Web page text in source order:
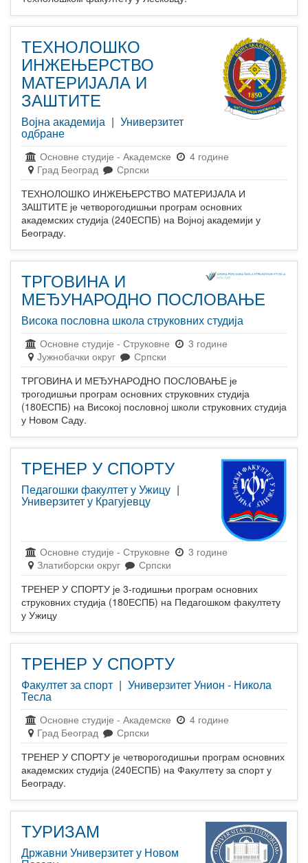
ТЕХНОЛОШКО
ИНЖЕЊЕРСТВО
МАТЕРИЈАЛА И
ЗАШТИТЕ
Војна академија | Универзитет
одбране
Основне студије - Академске
4 године
Град Београд
Српски
ТЕХНОЛОШКО ИНЖЕЊЕРСТВО МАТЕРИЈАЛА И
ЗАШТИТЕ је четворогодишњи програм основних
академских студија (240ЕСПБ) на Војној академији у
Београду.
ТРГОВИНА И
МЕЂУНАРОДНО ПОСЛОВАЊЕ
Висока пословна школа струковних студија
Основне студије - Струковне
3 године
Јужнобачки округ
Српски
ТРГОВИНА И МЕЂУНАРОДНО ПОСЛОВАЊЕ је
трогодишњи програм основних струковних студија
(180ЕСПБ) на Високој пословној школи струковних студија
у Новом Саду.
ТРЕНЕР У СПОРТУ
Педагошки факултет у Ужицу |
Универзитет у Крагујевцу
Основне студије - Струковне
3 године
Златиборски округ
Српски
ТРЕНЕР У СПОРТУ је 3-годишњи програм основних
струковних студија (180ЕСПБ) на Педагошком факултету
у Ужицу
ТРЕНЕР У СПОРТУ
Факултет за спорт | Универзитет Унион - Никола
Тесла
Основне студије - Академске
4 године
Град Београд
Српски
ТРЕНЕР У СПОРТУ је четворогодишњи програм основних
академских студија (240ЕСПБ) на Факултету за спорт у
Београду.
ТУРИЗАМ
Државни Универзитет у Новом